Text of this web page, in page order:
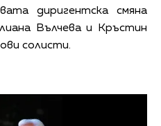
диригентска смяна
Вълчева и Кръстин
солисти.